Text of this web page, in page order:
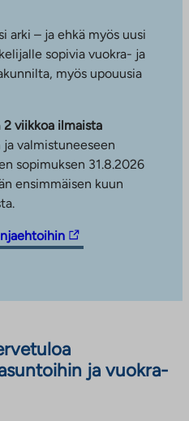
arki – ja ehkä myös uusi
sopivia vuokra- ja
myös upouusia
2 viikkoa ilmaista
ja valmistuneeseen
sopimuksen 31.8.2026
ensimmäisen kuun
ja vuokra-